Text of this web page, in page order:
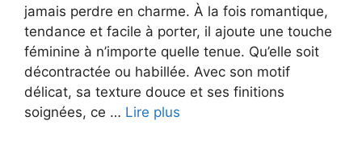
jamais perdre en charme. À la fois romantique,
tendance et facile à porter, il ajoute une touche
féminine à n’importe quelle tenue. Qu’elle soit
décontractée ou habillée. Avec son motif
délicat, sa texture douce et ses finitions
soignées, ce … Lire plus